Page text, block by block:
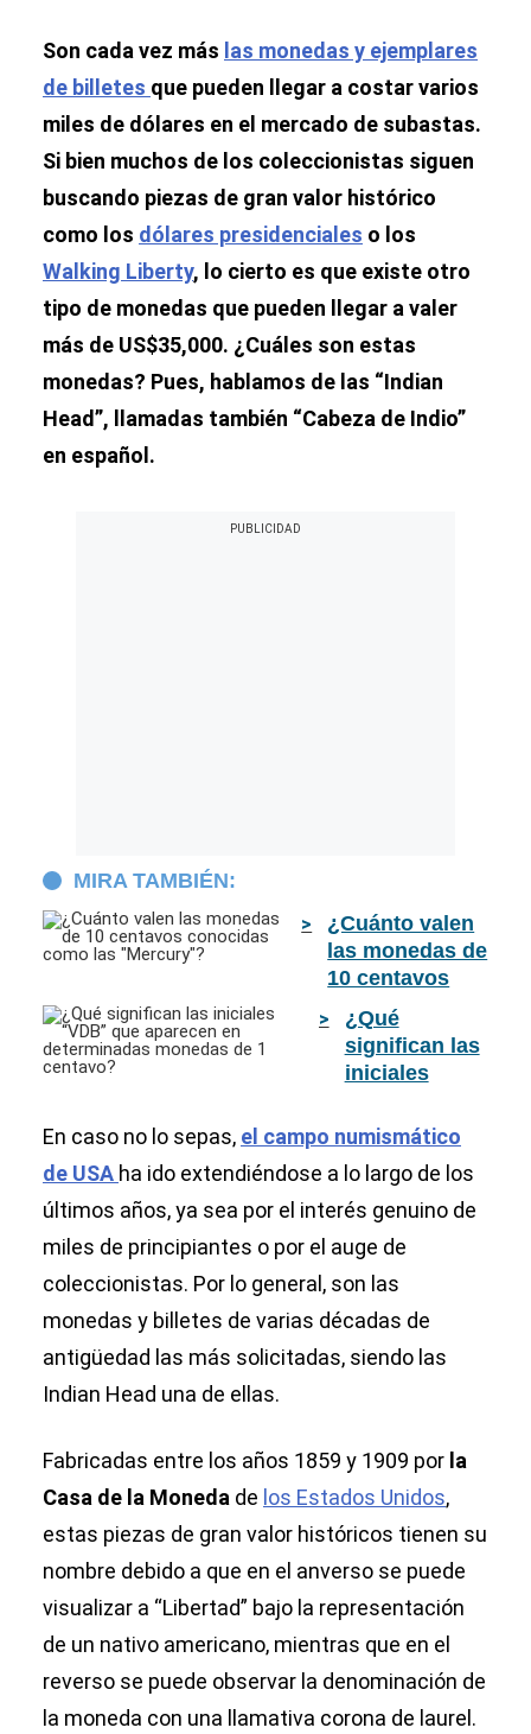
Son cada vez más las monedas y ejemplares
de billetes que pueden llegar a costar varios
miles de dólares en el mercado de subastas.
Si bien muchos de los coleccionistas siguen
buscando piezas de gran valor histórico
como los dólares presidenciales o los
Walking Liberty, lo cierto es que existe otro
tipo de monedas que pueden llegar a valer
más de US$35,000. ¿Cuáles son estas
monedas? Pues, hablamos de las “Indian
Head”, llamadas también “Cabeza de Indio”
en español.
MIRA TAMBIÉN:
¿Cuánto valen
las monedas de
10 centavos
conocidas
como las
"Mercury"?
¿Qué
significan las
iniciales
aparecen en
monedas de 1
centavo?
En caso no lo sepas, el campo numismático
de USA ha ido extendiéndose a lo largo de los
últimos años, ya sea por el interés genuino de
miles de principiantes o por el auge de
coleccionistas. Por lo general, son las
monedas y billetes de varias décadas de
antigüedad las más solicitadas, siendo las
Indian Head una de ellas.
Fabricadas entre los años 1859 y 1909 por la
Casa de la Moneda de los Estados Unidos,
estas piezas de gran valor históricos tienen su
nombre debido a que en el anverso se puede
visualizar a “Libertad” bajo la representación
de un nativo americano, mientras que en el
reverso se puede observar la denominación de
la moneda con una llamativa corona de laurel.